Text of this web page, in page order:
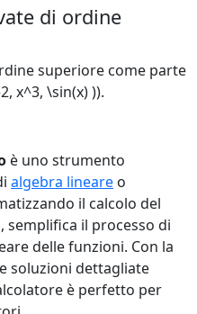
di ordine
superiore come parte
x^3, \sin(x) )).
è uno strumento
algebra lineare o
il calcolo del
il processo di
delle funzioni. Con la
soluzioni dettagliate
è perfetto per